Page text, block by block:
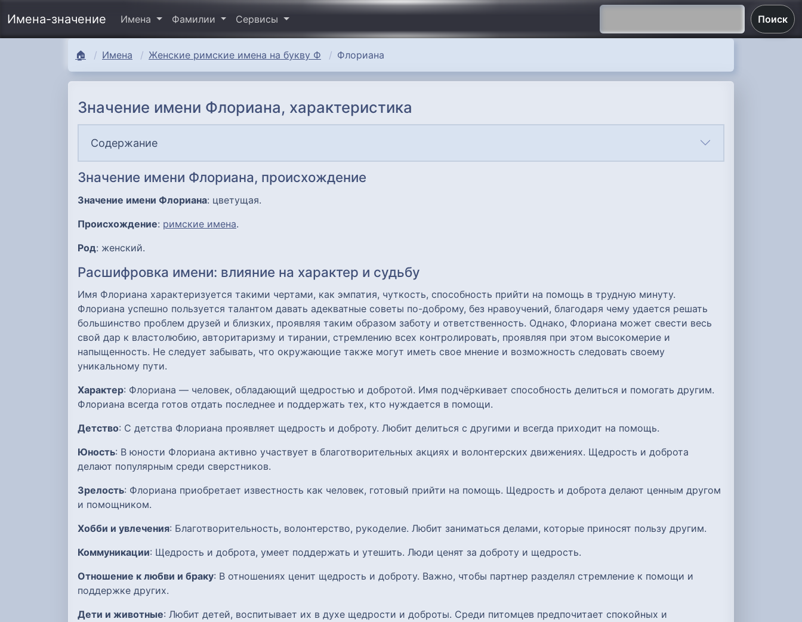
Имена-значение Имена Фамилии Сервисы Поиск
🏠 Имена Женские римские имена на букву Ф Флориана
Значение имени Флориана, характеристика
Содержание
Значение имени Флориана, происхождение
Значение имени Флориана: цветущая.
Происхождение: римские имена.
Род: женский.
Расшифровка имени: влияние на характер и судьбу
Имя Флориана характеризуется такими чертами, как эмпатия, чуткость, способность прийти на помощь в трудную минуту.
Флориана успешно пользуется талантом давать адекватные советы по-доброму, без нравоучений, благодаря чему удается решать
большинство проблем друзей и близких, проявляя таким образом заботу и ответственность. Однако, Флориана может свести весь
свой дар к властолюбию, авторитаризму и тирании, стремлению всех контролировать, проявляя при этом высокомерие и
напыщенность. Не следует забывать, что окружающие также могут иметь свое мнение и возможность следовать своему
уникальному пути.
Характер: Флориана — человек, обладающий щедростью и добротой. Имя подчёркивает способность делиться и помогать другим.
Флориана всегда готов отдать последнее и поддержать тех, кто нуждается в помощи.
Детство: С детства Флориана проявляет щедрость и доброту. Любит делиться с другими и всегда приходит на помощь.
Юность: В юности Флориана активно участвует в благотворительных акциях и волонтерских движениях. Щедрость и доброта
делают популярным среди сверстников.
Зрелость: Флориана приобретает известность как человек, готовый прийти на помощь. Щедрость и доброта делают ценным другом
и помощником.
Хобби и увлечения: Благотворительность, волонтерство, рукоделие. Любит заниматься делами, которые приносят пользу другим.
Коммуникации: Щедрость и доброта, умеет поддержать и утешить. Люди ценят за доброту и щедрость.
Отношение к любви и браку: В отношениях ценит щедрость и доброту. Важно, чтобы партнер разделял стремление к помощи и
поддержке других.
Дети и животные: Любит детей, воспитывает их в духе щедрости и доброты. Среди питомцев предпочитает спокойных и